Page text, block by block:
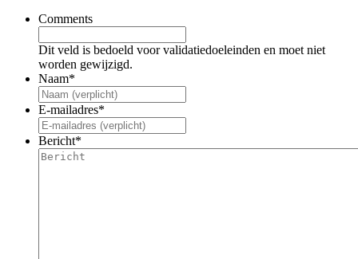
Comments
Dit veld is bedoeld voor validatiedoeleinden en moet niet
worden gewijzigd.
Naam*
E-mailadres*
Bericht*